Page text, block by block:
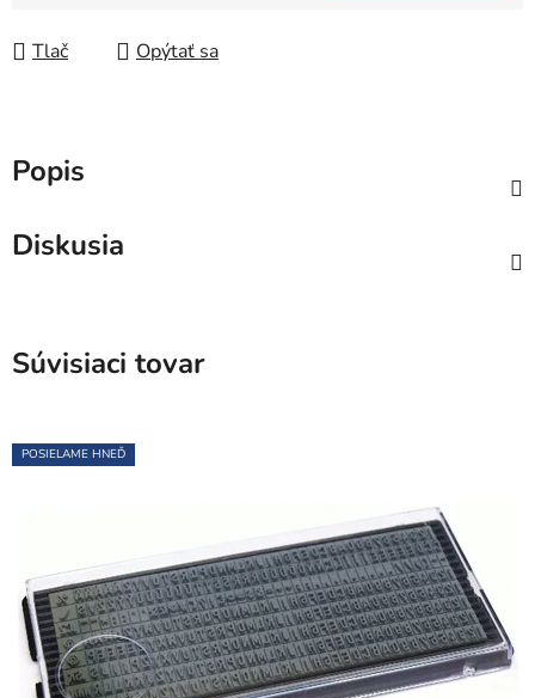
Tlač Opýtať sa
Popis
Diskusia
Súvisiaci tovar
POSIELAME HNEĎ